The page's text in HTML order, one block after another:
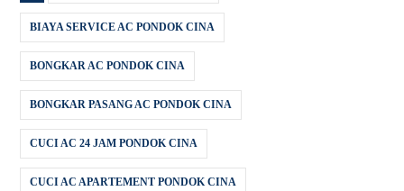
BIAYA SERVICE AC PONDOK CINA
BONGKAR AC PONDOK CINA
BONGKAR PASANG AC PONDOK CINA
CUCI AC 24 JAM PONDOK CINA
CUCI AC APARTEMENT PONDOK CINA